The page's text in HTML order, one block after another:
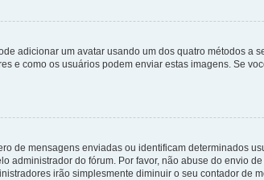
adicionar um avatar usando um dos quatro métodos a
e como os usuários podem enviar estas imagens. Se
de mensagens enviadas ou identificam determinados
administrador do fórum. Por favor, não abuse do envio
irão simplesmente diminuir o seu contador de